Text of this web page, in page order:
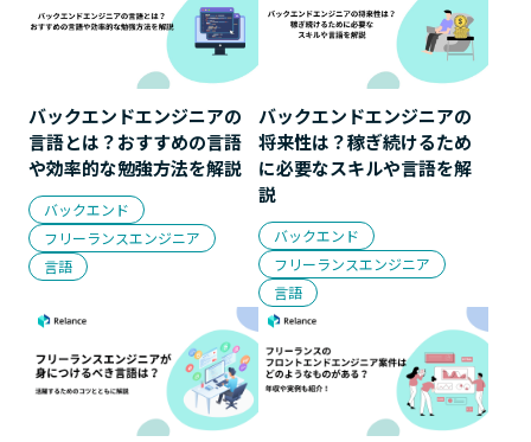
バックエンドエンジニアの
言語とは？おすすめの言語
や効率的な勉強方法を解説
バックエンド
フリーランスエンジニア
言語
バックエンドエンジニアの
将来性は？稼ぎ続けるため
に必要なスキルや言語を解
説
バックエンド
フリーランスエンジニア
言語